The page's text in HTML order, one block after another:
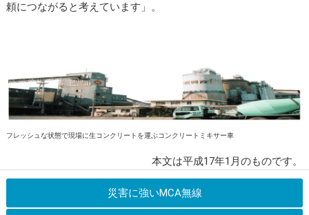
頼につながると考えています」。
フレッシュな状態で現場に生コンクリートを運ぶコンクリートミキサー車
本文は平成17年1月のものです。
災害に強いMCA無線